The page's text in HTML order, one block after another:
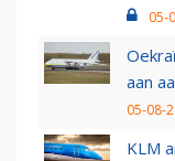
05-
aan
05-08-
KLM